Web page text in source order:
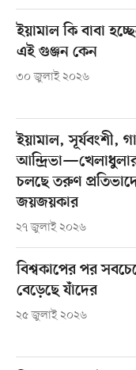
ইয়ামাল কি বাবা
এই গুঞ্জন কেন
৩০ জুলাই ২০২৬
ইয়ামাল, সূর্যবংশী,
চলছে তরুণ
জয়জয়কার
২৭ জুলাই ২০২৬
বিশ্বকাপের পর
বেড়েছে যাঁদের
২৫ জুলাই ২০২৬